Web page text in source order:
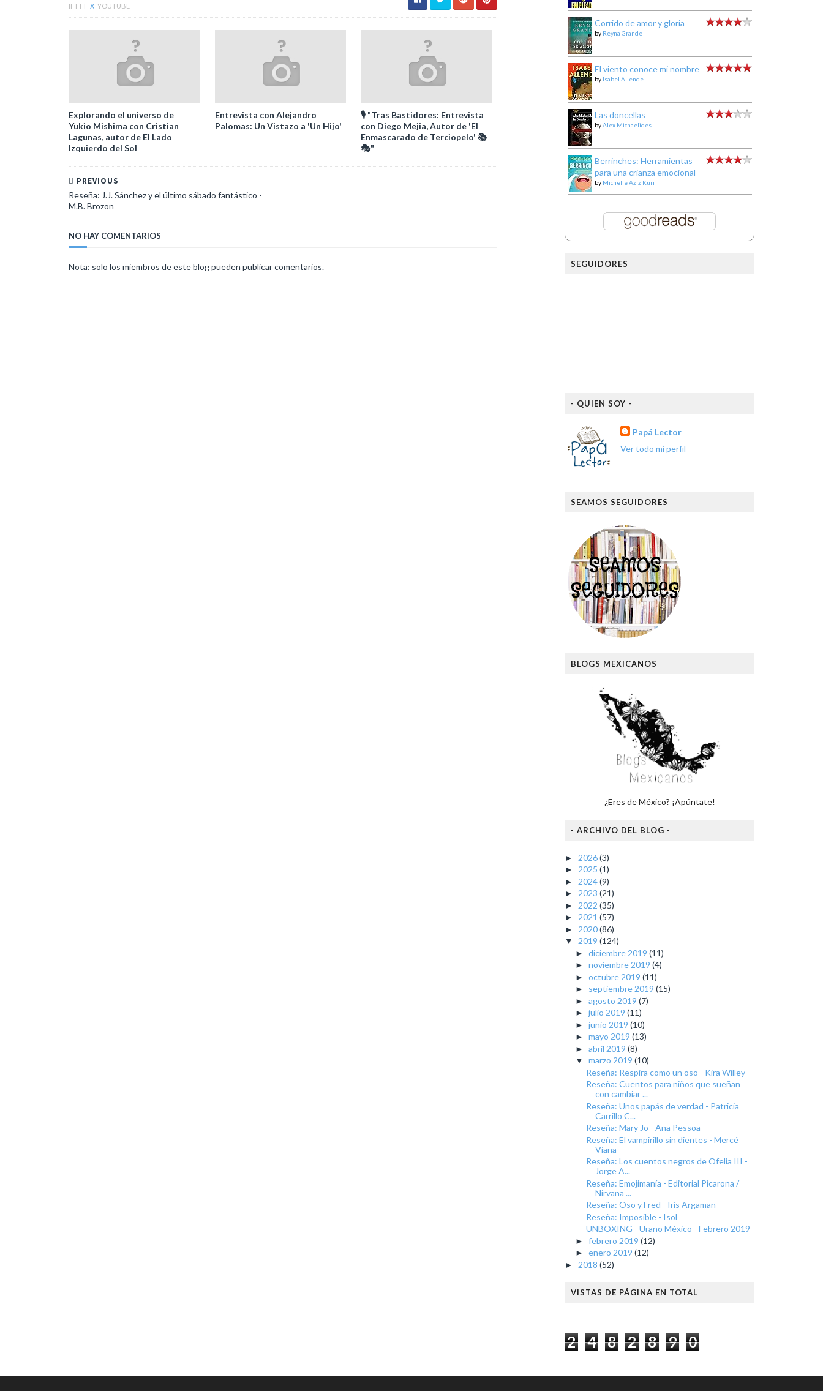
IFTTT X YOUTUBE
Explorando el universo de
Yukio Mishima con Cristian
Lagunas, autor de El Lado
Izquierdo del Sol
Entrevista con Alejandro
Palomas: Un Vistazo a 'Un Hijo'
🎙️ "Tras Bastidores: Entrevista
con Diego Mejia, Autor de 'El
Enmascarado de Terciopelo' 📚
🎭"
PREVIOUS
Reseña: J.J. Sánchez y el último sábado fantástico -
M.B. Brozon
NO HAY COMENTARIOS
Nota: solo los miembros de este blog pueden publicar comentarios.
Corrido de amor y gloria
by Reyna Grande
El viento conoce mi nombre
by Isabel Allende
Las doncellas
byAlex Michaelides
Berrinches: Herramientas
para una crianza emocional
by Michelle Aziz Kuri
SEGUIDORES
- QUIEN SOY -
Papá Lector
Ver todo mi perfil
SEAMOS SEGUIDORES
BLOGS MEXICANOS
¿Eres de México? ¡Apúntate!
- ARCHIVO DEL BLOG -
► 2026(3)
► 2025 (1)
► 2024(9)
► 2023 (21)
► 2022 (35)
► 2021 (57)
► 2020(86)
▼ 2019 (124)
► diciembre 2019 (11)
► noviembre 2019 (4)
► octubre 2019 (11)
► septiembre 2019 (15)
► agosto 2019 (7)
► julio 2019 (11)
► junio 2019 (10)
► mayo 2019 (13)
► abril 2019 (8)
▼ marzo 2019 (10)
Reseña: Respira como un oso - Kira Willey
Reseña: Cuentos para niños que sueñan
con cambiar ...
Reseña: Unos papás de verdad - Patricia
Carrillo C...
Reseña: Mary Jo - Ana Pessoa
Reseña: El vampirillo sin dientes - Mercé
Viana
Reseña: Los cuentos negros de Ofelia III -
Jorge A...
Reseña: Emojimanía - Editorial Picarona /
Nirvana ...
Reseña: Oso y Fred - Iris Argaman
Reseña: Imposible - Isol
UNBOXING - Urano México - Febrero 2019
► febrero 2019 (12)
► enero 2019 (12)
► 2018 (52)
VISTAS DE PÁGINA EN TOTAL
2 4 8 2 8 9 0